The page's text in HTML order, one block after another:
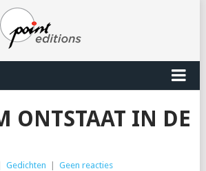
ONTSTAAT IN DE
Gedichten Geen reacties